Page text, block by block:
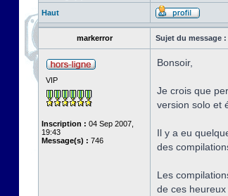
Haut
markerror Sujet du message :
VIP
Inscription : 04 Sep 2007,
19:43
Message(s) : 746
Bonsoir,
Je crois que
version solo et
Il y a eu
des
Les
de ces heureux